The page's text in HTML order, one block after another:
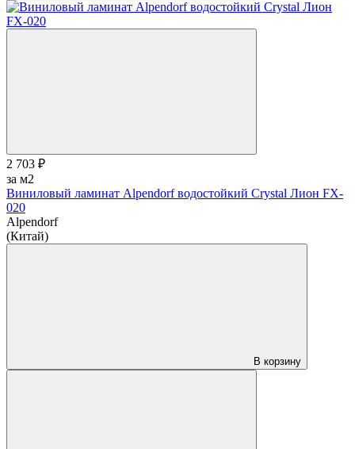
2 703 ₽
за м2
Виниловый ламинат Alpendorf водостойкий Crystal Лион FX-
020
Alpendorf
(Китай)
В корзину